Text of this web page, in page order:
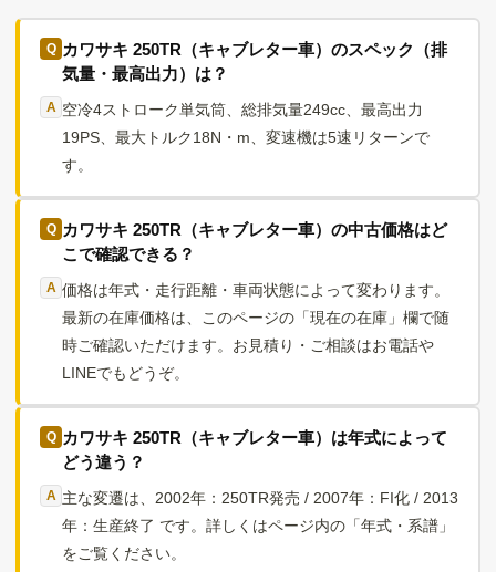
カワサキ 250TR（キャブレター車）のスペック（排
気量・最高出力）は？
空冷4ストローク単気筒、総排気量249cc、最高出力
19PS、最大トルク18N・m、変速機は5速リターンで
す。
カワサキ 250TR（キャブレター車）の中古価格はど
こで確認できる？
価格は年式・走行距離・車両状態によって変わります。
最新の在庫価格は、このページの「現在の在庫」欄で随
時ご確認いただけます。お見積り・ご相談はお電話や
LINEでもどうぞ。
カワサキ 250TR（キャブレター車）は年式によって
どう違う？
主な変遷は、2002年：250TR発売 / 2007年：FI化 / 2013
年：生産終了 です。詳しくはページ内の「年式・系譜」
をご覧ください。